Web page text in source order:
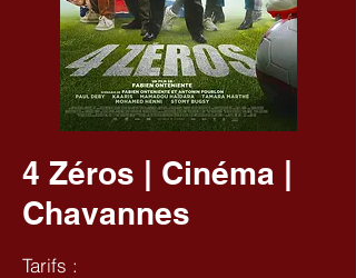
4 Zéros | Cinéma |
Chavannes
Tarifs :